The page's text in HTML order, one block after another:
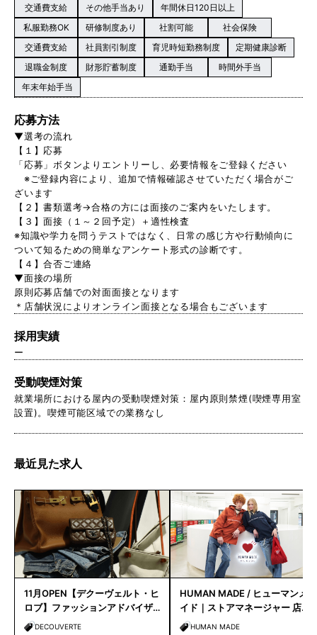
交通費支給 その他手当あり
年間休日120日以上
私服勤務OK
研修制度あり 社割可能
社会保険
交通費支給
社員割引制度 育児時短勤務制度
定期健康診断
退職金制度
財形貯蓄制度 通勤手当
時間外手当
年末年始手当
応募方法
▼選考の流れ
【１】応募
「応募」ボタンよりエントリーし、必要情報をご登録ください
※ご登録内容により、追加で情報確認させていただく場合がご
ざいます
【２】書類選考→合格の方には面接のご案内をいたします。
【３】面接（１～２回予定）＋適性検査
※知識や学力を問うテストではなく、日常の感じ方や行動傾向に
ついて知るための簡単なアンケート形式の診断です。
【４】合否ご連絡
▼面接の場所
原則応募店舗での対面面接となります
＊店舗状況によりオンライン面接となる場合もございます
採用実績
ー
受動喫煙対策
就業場所における屋内の受動喫煙対策：屋内原則禁煙(喫煙専用室
設置)。喫煙可能区域での業務なし
最近見た求人
11月OPEN【デクーヴェルト・ヒ
ロブ】ファッションアドバイザ
ー｜天神店
DECOUVERTE
HUMAN MADE / ヒューマンメ
イド｜ストアマネージャー 店長
候補HUMAN MADE